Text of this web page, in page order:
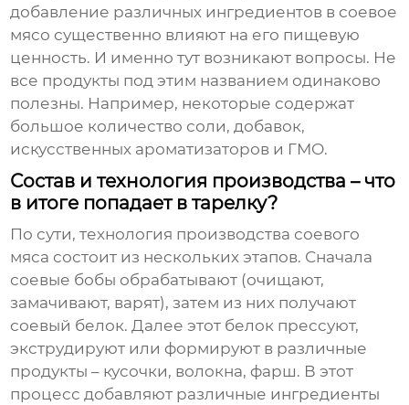
добавление различных ингредиентов в соевое
мясо существенно влияют на его пищевую
ценность. И именно тут возникают вопросы. Не
все продукты под этим названием одинаково
полезны. Например, некоторые содержат
большое количество соли, добавок,
искусственных ароматизаторов и ГМО.
Состав и технология производства – что
в итоге попадает в тарелку?
По сути, технология производства соевого
мяса состоит из нескольких этапов. Сначала
соевые бобы обрабатывают (очищают,
замачивают, варят), затем из них получают
соевый белок. Далее этот белок прессуют,
экструдируют или формируют в различные
продукты – кусочки, волокна, фарш. В этот
процесс добавляют различные ингредиенты